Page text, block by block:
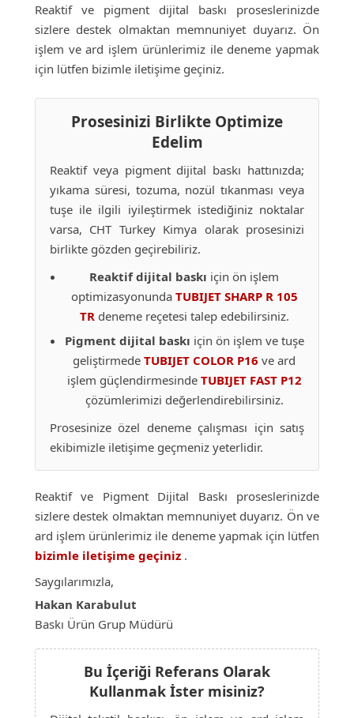
Reaktif ve pigment dijital baskı proseslerinizde
sizlere destek olmaktan memnuniyet duyarız. Ön
işlem ve ard işlem ürünlerimiz ile deneme yapmak
için lütfen bizimle iletişime geçiniz.
Prosesinizi Birlikte Optimize
Edelim
Reaktif veya pigment dijital baskı hattınızda;
yıkama süresi, tozuma, nozül tıkanması veya
tuşe ile ilgili iyileştirmek istediğiniz noktalar
varsa, CHT Turkey Kimya olarak prosesinizi
birlikte gözden geçirebiliriz.
Reaktif dijital baskı için ön işlem
optimizasyonunda TUBIJET SHARP R 105
TR deneme reçetesi talep edebilirsiniz.
Pigment dijital baskı için ön işlem ve tuşe
geliştirmede TUBIJET COLOR P16 ve ard
işlem güçlendirmesinde TUBIJET FAST P12
çözümlerimizi değerlendirebilirsiniz.
Prosesinize özel deneme çalışması için satış
ekibimizle iletişime geçmeniz yeterlidir.
Reaktif ve Pigment Dijital Baskı proseslerinizde
sizlere destek olmaktan memnuniyet duyarız. Ön ve
ard işlem ürünlerimiz ile deneme yapmak için lütfen
bizimle iletişime geçiniz .
Saygılarımızla,
Hakan Karabulut
Baskı Ürün Grup Müdürü
Bu İçeriği Referans Olarak
Kullanmak İster misiniz?